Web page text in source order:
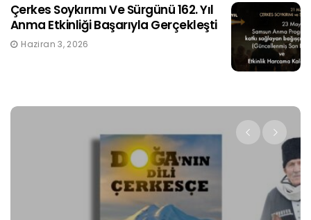
Çerkes Soykırımı Ve Sürgünü 162. Yıl
Anma Etkinliği Başarıyla Gerçekleşti
Haziran 3, 2026